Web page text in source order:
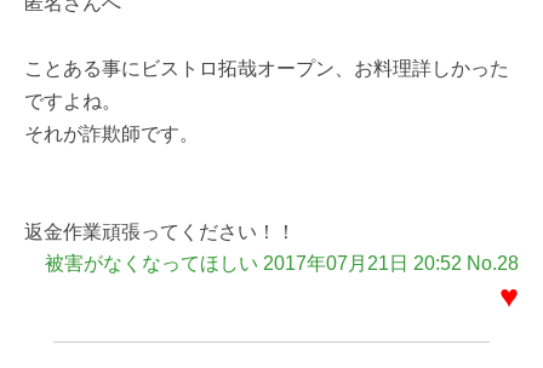
ことある事にビストロ拓哉オープン、お料理詳しかった
ですよね。
それが詐欺師です。
返金作業頑張ってください！！
被害がなくなってほしい 2017年07月21日 20:52 No.28
♥